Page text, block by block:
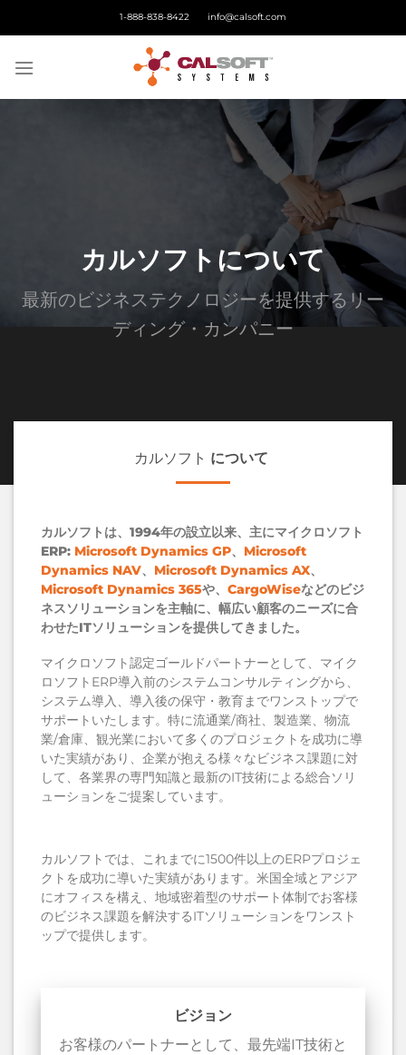
1-888-838-8422 info@calsoft.com
カルソフトについて
最新のビジネステクノロジーを提供する リー
ディング・カンパニー
カルソフト について
カルソフトは、1994年の設立以来、主にマイクロソフト
ERP: Microsoft Dynamics GP、 Microsoft
Dynamics NAV、 Microsoft Dynamics AX、
Microsoft Dynamics 365や、 CargoWiseなどのビジ
ネスソリューションを主軸に、幅広い顧客のニーズに合
わせたITソリューションを提供してきました。
マイクロソフト認定ゴールドパートナーとして、マイク
ロソフトERP導入前のシステムコンサルティングから、
システム導入、導入後の保守・教育までワンストップで
サポートいたします。特に流通業/商社、製造業、物流
業/倉庫、観光業において多くのプロジェクトを成功に導
いた実績があり、企業が抱える様々なビジネス課題に対
して、各業界の専門知識と最新のIT技術による総合ソリ
ューションをご提案しています。
カルソフトでは、これまでに1500件以上のERPプロジェ
クトを成功に導いた実績があります。米国全域とアジア
にオフィスを構え、地域密着型のサポート体制でお客様
のビジネス課題を解決するITソリューションをワンスト
ップで提供します。
ビジョン
お客様のパートナーとして、最先端IT技術と